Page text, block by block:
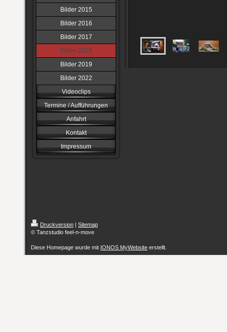
Bilder 2015
Bilder 2016
Bilder 2017
Bilder 2018
Bilder 2019
Bilder 2022
Videoclips
Termine / Aufführungen
Anfahrt
Kontakt
Impressum
Druckversion | Sitemap
© Tanzstudio feel-n-move
Diese Homepage wurde mit IONOS MyWebsite erstellt.